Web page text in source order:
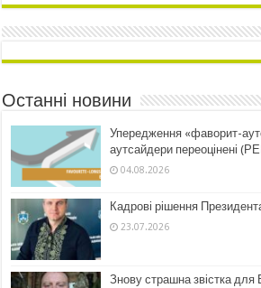
Останні новини
Упередження «фаворит-
аутсайдери переоцінені
04.08.2026
Кадрові рішення
23.07.2026
Знову страшна звістка для